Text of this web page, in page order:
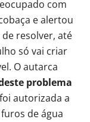
com
e alertou
resolver, até
só vai criar
O autarca
problema
autorizada a
de água